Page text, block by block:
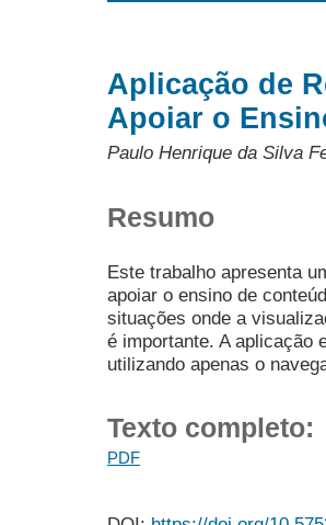
Aplicação de
Apoiar o
Paulo Henrique da Silva
Resumo
Este trabalho apresenta
apoiar o ensino de
situações onde a
é importante. A aplicação
utilizando apenas o
Texto completo:
PDF